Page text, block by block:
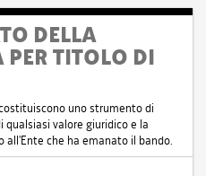
DELLA
PER TITOLO DI
uno strumento di
valore giuridico e la
all'Ente che ha emanato il bando.